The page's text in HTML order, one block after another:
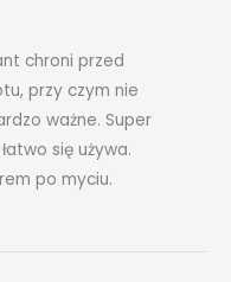
chroni przed
przy czym nie
ważne. Super
łatwo się używa.
po myciu.